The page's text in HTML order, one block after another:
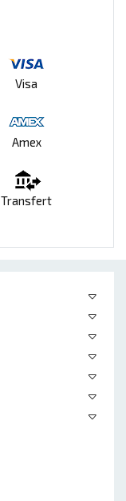
Visa
Amex
Transfert